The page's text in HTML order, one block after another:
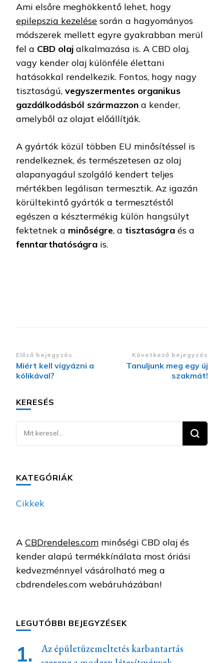
Ami elsőre meghökkentő lehet, hogy
epilepszia kezelése során a hagyományos
módszerek mellett egyre gyakrabban merül
fel a CBD olaj alkalmazása is. A CBD olaj,
vagy kender olaj különféle élettani
hatásokkal rendelkezik. Fontos, hogy nagy
tisztaságú, vegyszermentes organikus
gazdálkodásból származzon a kender,
amelyből az olajat előállítják.
A gyártók közül többen EU minősítéssel is
rendelkeznek, és természetesen az olaj
alapanyagául szolgáló kendert teljes
mértékben legálisan termesztik. Az igazán
körültekintő gyártók a termesztéstől
egészen a késztermékig külön hangsúlyt
fektetnek a minőségre, a tisztaságra és a
fenntarthatóságra is.
Bejegyzések
navigációja
Előző bejegyzés
Miért kell vigyázni a
kólikával?
Következő bejegyzés
Tanuljunk meg egy új
szakmát!
KERESÉS
Keresel
valamit?
KATEGÓRIÁK
Cikkek
A CBDrendeles.com minőségi CBD olaj és
kender alapú termékkínálata most óriási
kedvezménnyel vásárolható meg a
cbdrendeles.com webáruházában!
LEGUTÓBBI BEJEGYZÉSEK
Az épületüzemeltetés karbantartás